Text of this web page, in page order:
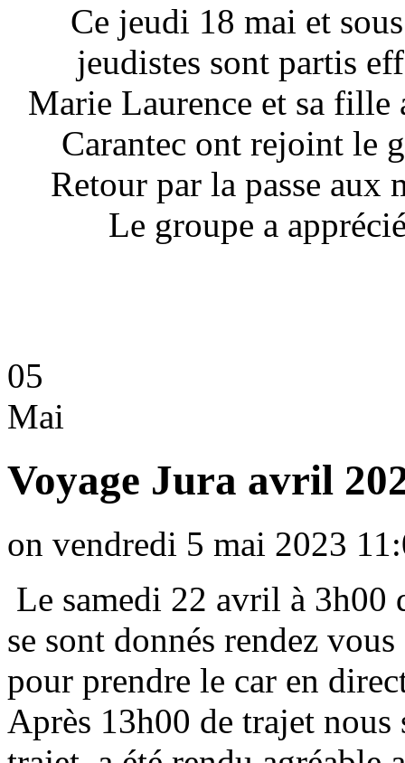
Ce jeudi 18 mai et
jeudistes sont partis
Marie Laurence et sa fille
Carantec ont rejoint le
Retour par la passe aux
Le groupe a
05
Mai
Voyage Jura avril
on vendredi 5 mai 2023
Le samedi 22 avril à 3h00
se sont donnés rendez
pour prendre le car en
Après 13h00 de trajet